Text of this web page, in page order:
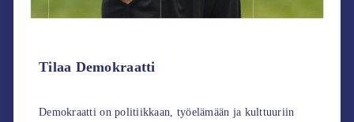
Tilaa Demokraatti
Demokraatti on politiikkaan, työelämään ja kulttuuriin